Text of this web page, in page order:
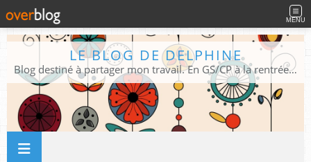
MENU
LE BLOG DE DELPHINE
Blog destiné à partager mon travail. En GS/CP à la rentrée 2026/2027 !